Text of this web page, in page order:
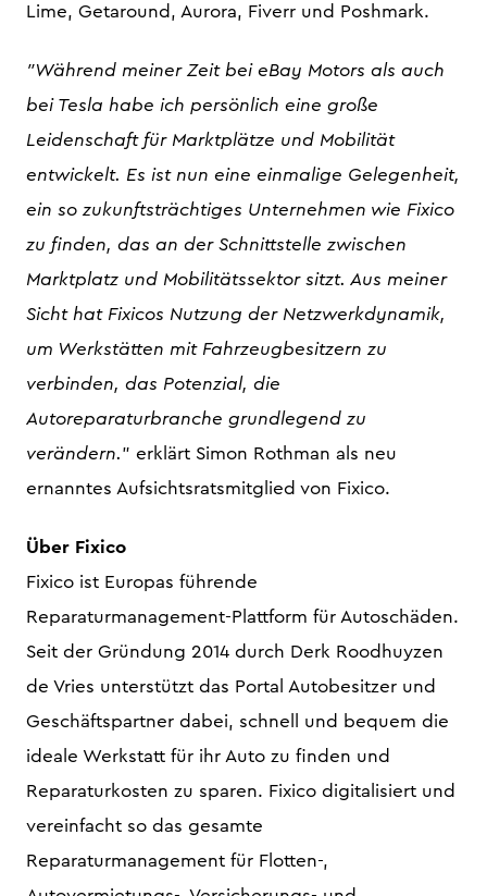
Lime, Getaround, Aurora, Fiverr und Poshmark.
"Während meiner Zeit bei eBay Motors als auch
bei Tesla habe ich persönlich eine große
Leidenschaft für Marktplätze und Mobilität
entwickelt. Es ist nun eine einmalige Gelegenheit,
ein so zukunftsträchtiges Unternehmen wie Fixico
zu finden, das an der Schnittstelle zwischen
Marktplatz und Mobilitätssektor sitzt. Aus meiner
Sicht hat Fixicos Nutzung der Netzwerkdynamik,
um Werkstätten mit Fahrzeugbesitzern zu
verbinden, das Potenzial, die
Autoreparaturbranche grundlegend zu
verändern." erklärt Simon Rothman als neu
ernanntes Aufsichtsratsmitglied von Fixico.
Über Fixico
Fixico ist Europas führende
Reparaturmanagement-Plattform für Autoschäden.
Seit der Gründung 2014 durch Derk Roodhuyzen
de Vries unterstützt das Portal Autobesitzer und
Geschäftspartner dabei, schnell und bequem die
ideale Werkstatt für ihr Auto zu finden und
Reparaturkosten zu sparen. Fixico digitalisiert und
vereinfacht so das gesamte
Reparaturmanagement für Flotten-,